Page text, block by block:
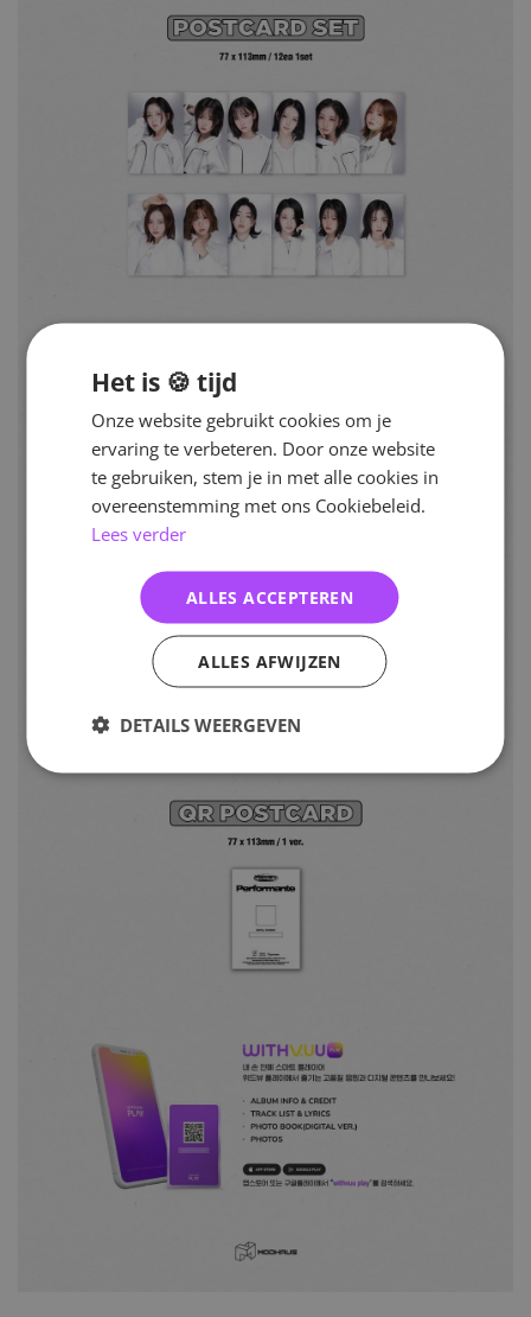
Het is 🍪 tijd
Onze website gebruikt cookies om je
ervaring te verbeteren. Door onze website
te gebruiken, stem je in met alle cookies in
overeenstemming met ons Cookiebeleid.
Lees verder
ALLES ACCEPTEREN
ALLES AFWIJZEN
DETAILS WEERGEVEN